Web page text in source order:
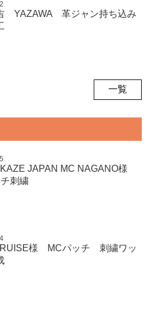
YAZAWA 革ジャン持ち込み
一覧
JAPAN MC NAGANO様
刺繍
様 MCパッチ 刺繍ワッ